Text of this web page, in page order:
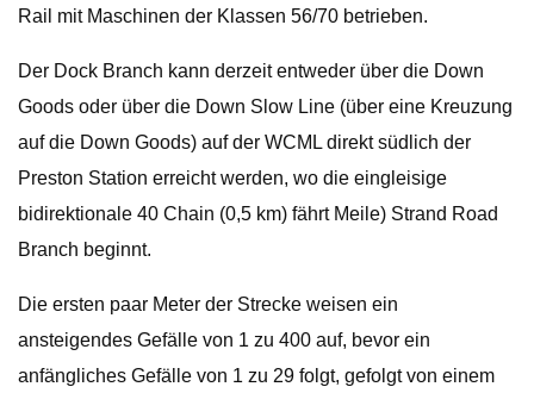
Rail mit Maschinen der Klassen 56/70 betrieben.
Der Dock Branch kann derzeit entweder über die Down
Goods oder über die Down Slow Line (über eine Kreuzung
auf die Down Goods) auf der WCML direkt südlich der
Preston Station erreicht werden, wo die eingleisige
bidirektionale 40 Chain (0,5 km) fährt Meile) Strand Road
Branch beginnt.
Die ersten paar Meter der Strecke weisen ein
ansteigendes Gefälle von 1 zu 400 auf, bevor ein
anfängliches Gefälle von 1 zu 29 folgt, gefolgt von einem